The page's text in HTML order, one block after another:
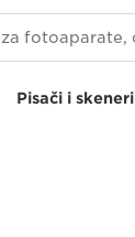
Pisači i skeneri